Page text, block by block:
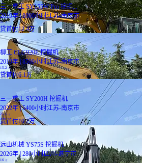
三一重工 SY155W Pro 挖掘...
2019年 | 8000小时江苏-南京市
31万
贷首付12.4万
柳工 CLG920E 挖掘机
2019年 | 8500小时江苏-南京市
15.2 万
贷首付6.1万
三一重工 SY200H 挖掘机
2022年 | 5400小时江苏-南京市
25.5 万
贷首付10.2万
远山机械 YS75S 挖掘机
2026年 | 280小时四川-遂宁市
16 万